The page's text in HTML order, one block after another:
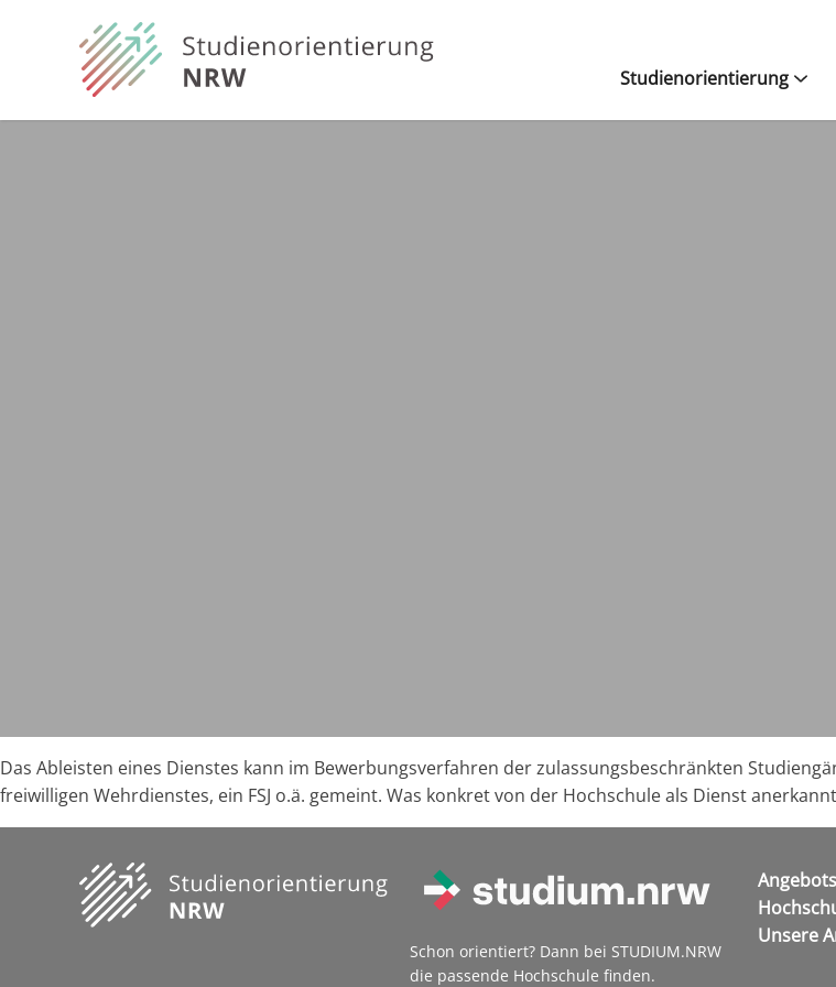
Studienorientierung
Das Ableisten eines Dienstes kann im Bewerbungsverfahren der zulassungsbeschränkten
freiwilligen Wehrdienstes, ein FSJ o.ä. gemeint. Was konkret von der Hochschule als Dienst
Schon orientiert? Dann bei STUDIUM.NRW
die passende Hochschule finden.
Unsere